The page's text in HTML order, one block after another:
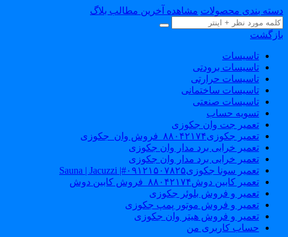
دسته بندی محصولات مشاهده آخرین مطالب بلاگ
بازگشت
تاسیسات
تاسیسات برودتی
تاسیسات حرارتی
تاسیسات ساختمانی
تاسیسات صنعتی
تسویه حساب
تعمیر جت وان جکوزی
تعمیر جکوزی۸۸۰۴۲۱۷۴_فروش وان_جکوزی
تعمیر خرابی برد مدار وان جکوزی
تعمیر خرابی برد مدار وان جکوزی
تعمیر سونا جکوزی۰۹۱۲۱۵۰۷۸۲۵#| Sauna | Jacuzzi
تعمیر کابین دوش۸۸۰۴۲۱۷۴_فروش کابین دوش
تعمیر و فروش بلوئر جکوزی
تعمیر و فروش موتور پمپ جکوزی
تعمیر و فروش هیتر وان جکوزی
حساب کاربری من